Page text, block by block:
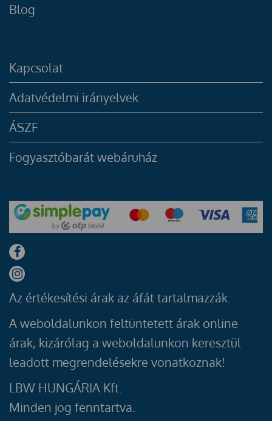
Blog
Kapcsolat
Adatvédelmi irányelvek
ÁSZF
Fogyasztóbarát webáruház
Az értékesítési árak az áfát tartalmazzák.
A weboldalunkon feltüntetett árak online
árak, kizárólag a weboldalunkon keresztül
leadott megrendelésekre vonatkoznak!
LBW HUNGÁRIA Kft.
Minden jog fenntartva.